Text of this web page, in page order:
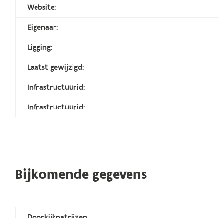
Website:
Eigenaar:
Ligging:
Laatst gewijzigd:
Infrastructuurid:
Infrastructuurid:
Bijkomende gegevens